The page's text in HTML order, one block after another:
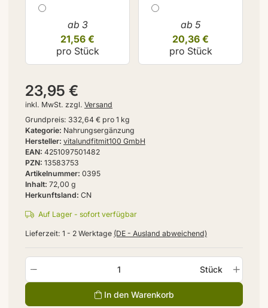
Inhalt 72,00 g
Hersteller vitalundfitmit100 GmbH
Artikelnummer 0395
PZN 13583753
EAN 4251097501482
Herkunftsland CN
Kategorie Nahrungsergänzung
23,95 €
inkl. MwSt. zzgl. Versand
Grundpreis: 332,64 € pro 1 kg
Stück
In den Warenkorb
Auf Lager - sofort verfügbar
Lieferzeit: 1 - 2 Werktage (DE - Ausland abweichend)
ab 3
21,56 €
pro Stück
ab 5
20,36 €
pro Stück